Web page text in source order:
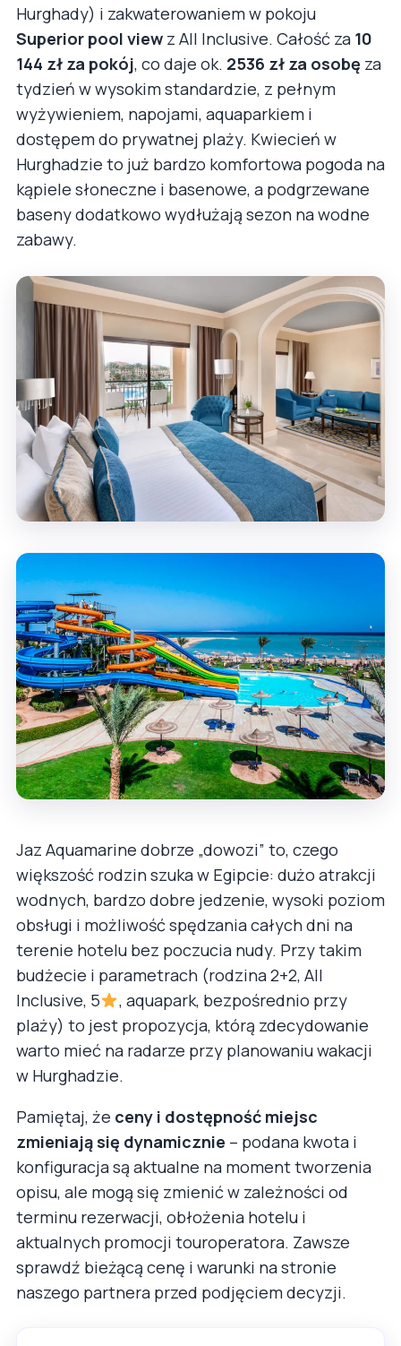
Hurghady) i zakwaterowaniem w pokoju
Superior pool view z All Inclusive. Całość za 10
144 zł za pokój, co daje ok. 2536 zł za osobę za
tydzień w wysokim standardzie, z pełnym
wyżywieniem, napojami, aquaparkiem i
dostępem do prywatnej plaży. Kwiecień w
Hurghadzie to już bardzo komfortowa pogoda na
kąpiele słoneczne i basenowe, a podgrzewane
baseny dodatkowo wydłużają sezon na wodne
zabawy.
Jaz Aquamarine dobrze „dowozi” to, czego
większość rodzin szuka w Egipcie: dużo atrakcji
wodnych, bardzo dobre jedzenie, wysoki poziom
obsługi i możliwość spędzania całych dni na
terenie hotelu bez poczucia nudy. Przy takim
budżecie i parametrach (rodzina 2+2, All
Inclusive, 5
, aquapark, bezpośrednio przy
plaży) to jest propozycja, którą zdecydowanie
warto mieć na radarze przy planowaniu wakacji
w Hurghadzie.
Pamiętaj, że ceny i dostępność miejsc
zmieniają się dynamicznie – podana kwota i
konfiguracja są aktualne na moment tworzenia
opisu, ale mogą się zmienić w zależności od
terminu rezerwacji, obłożenia hotelu i
aktualnych promocji touroperatora. Zawsze
sprawdź bieżącą cenę i warunki na stronie
naszego partnera przed podjęciem decyzji.